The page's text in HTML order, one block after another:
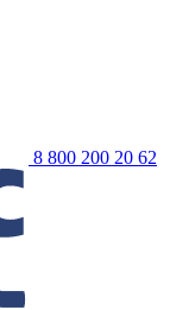
8 800 200 20 62